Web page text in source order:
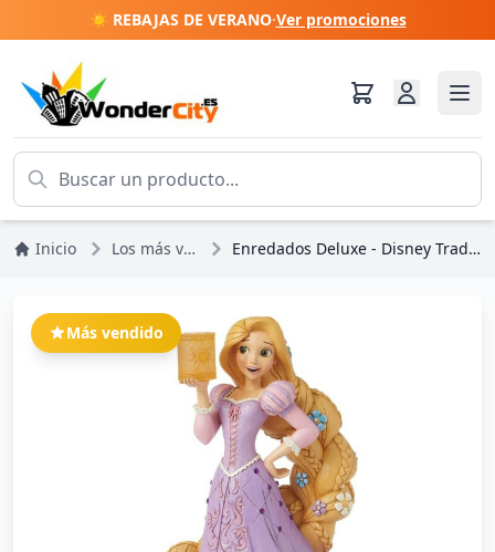
☀️ REBAJAS DE VERANO·Ver promociones
Inicio Los más vendidos Enredados Deluxe - Disney Traditions Enredados
Más vendido